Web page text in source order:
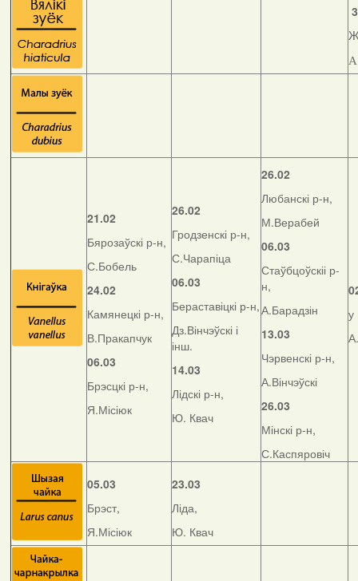
21.02
Бярозаўскі р-н,
С.Бобель
24.02
Камянецкі р-н,
В.Пракапчук
06.03
Брэсцкі р-н,
Я.Місіюк
26.02
Гродзенскі р-н,
С.Чарапіца
06.03
Бераставіцкі р-н,
Дз.Вінчэўскі і
інш.
14.03
Лідскі р-н,
Ю. Квач
26.02
Любанскі р-н,
М.Верабей
06.03
Стаўбцоўскіі р-
н,
А.Барадзін
13.03
Чэрвенскі р-н,
А.Вінчэўскі
26.03
Мінскі р-н,
С.Каспяровіч
у
05.03
Брэст,
Я.Місіюк
23.03
Ліда,
Ю. Квач